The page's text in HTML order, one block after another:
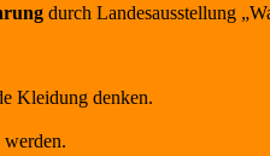
durch Landesausstellung
Kleidung denken.